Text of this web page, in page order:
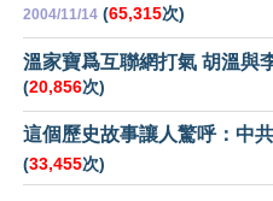
2004/11/14 (65,315次)
溫家寶爲互聯網打氣 胡溫與
(20,856次)
這個歷史故事讓人驚呼：中
(33,455次)